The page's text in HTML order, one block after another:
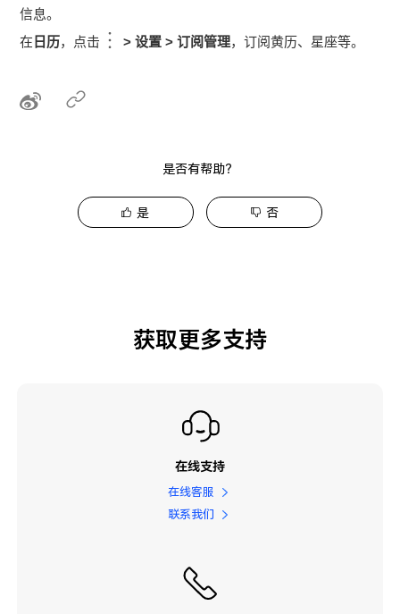
信息。
在 日历，点击 >设置 >订阅管理，订阅黄历、星座等。
是否有帮助？
是 否
获取更多支持
在线支持
在线客服
联系我们